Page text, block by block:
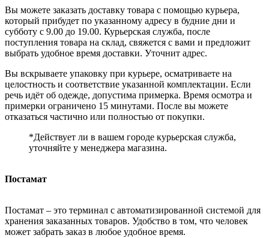
Вы можете заказать доставку товара с помощью курьера,
который прибудет по указанному адресу в будние дни и
субботу с 9.00 до 19.00. Курьерская служба, после
поступления товара на склад, свяжется с вами и предложит
выбрать удобное время доставки. Уточнит адрес.
Вы вскрываете упаковку при курьере, осматриваете на
целостность и соответствие указанной комплектации. Если
речь идёт об одежде, допустима примерка. Время осмотра и
примерки ограничено 15 минутами. После вы можете
отказаться частично или полностью от покупки.
*Действует ли в вашем городе курьерская служба,
уточняйте у менеджера магазина.
Постамат
Постамат – это терминал с автоматизированной системой для
хранения заказанных товаров. Удобство в том, что человек
может забрать заказ в любое удобное время.